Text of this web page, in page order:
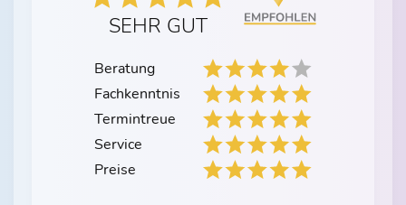
SEHR GUT
Beratung
Fachkenntnis
Termintreue
Service
Preise